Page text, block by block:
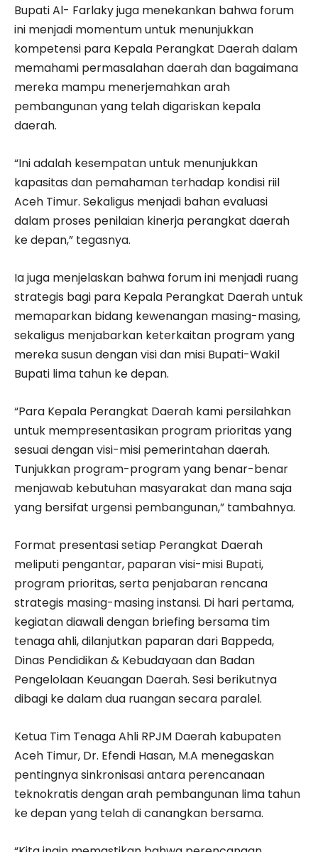
Bupati Al- Farlaky juga menekankan bahwa forum
ini menjadi momentum untuk menunjukkan
kompetensi para Kepala Perangkat Daerah dalam
memahami permasalahan daerah dan bagaimana
mereka mampu menerjemahkan arah
pembangunan yang telah digariskan kepala
daerah.
“Ini adalah kesempatan untuk menunjukkan
kapasitas dan pemahaman terhadap kondisi riil
Aceh Timur. Sekaligus menjadi bahan evaluasi
dalam proses penilaian kinerja perangkat daerah
ke depan,” tegasnya.
Ia juga menjelaskan bahwa forum ini menjadi ruang
strategis bagi para Kepala Perangkat Daerah untuk
memaparkan bidang kewenangan masing-masing,
sekaligus menjabarkan keterkaitan program yang
mereka susun dengan visi dan misi Bupati-Wakil
Bupati lima tahun ke depan.
“Para Kepala Perangkat Daerah kami persilahkan
untuk mempresentasikan program prioritas yang
sesuai dengan visi-misi pemerintahan daerah.
Tunjukkan program-program yang benar-benar
menjawab kebutuhan masyarakat dan mana saja
yang bersifat urgensi pembangunan,” tambahnya.
Format presentasi setiap Perangkat Daerah
meliputi pengantar, paparan visi-misi Bupati,
program prioritas, serta penjabaran rencana
strategis masing-masing instansi. Di hari pertama,
kegiatan diawali dengan briefing bersama tim
tenaga ahli, dilanjutkan paparan dari Bappeda,
Dinas Pendidikan & Kebudayaan dan Badan
Pengelolaan Keuangan Daerah. Sesi berikutnya
dibagi ke dalam dua ruangan secara paralel.
Ketua Tim Tenaga Ahli RPJM Daerah kabupaten
Aceh Timur, Dr. Efendi Hasan, M.A menegaskan
pentingnya sinkronisasi antara perencanaan
teknokratis dengan arah pembangunan lima tahun
ke depan yang telah di canangkan bersama.